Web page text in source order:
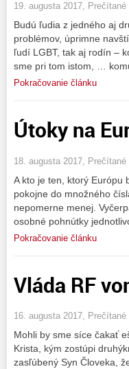
19. augusta 2017, Prečítané
Budú ľudia z jedného aj
problémov, úprimne
ľudí LGBT, tak aj rodín –
sme pri tom istom, …
Pokračovanie článku
Útoky na
18. augusta 2017, Prečítané
A kto je ten, ktorý Európu
pokojne do množného
nepomerne menej.
osobné pohnútky
Pokračovanie článku
Vláda RF
16. augusta 2017, Prečítané
Mohli by sme síce čakať
Krista, kým zostúpi
zasľúbený Syn Človeka,